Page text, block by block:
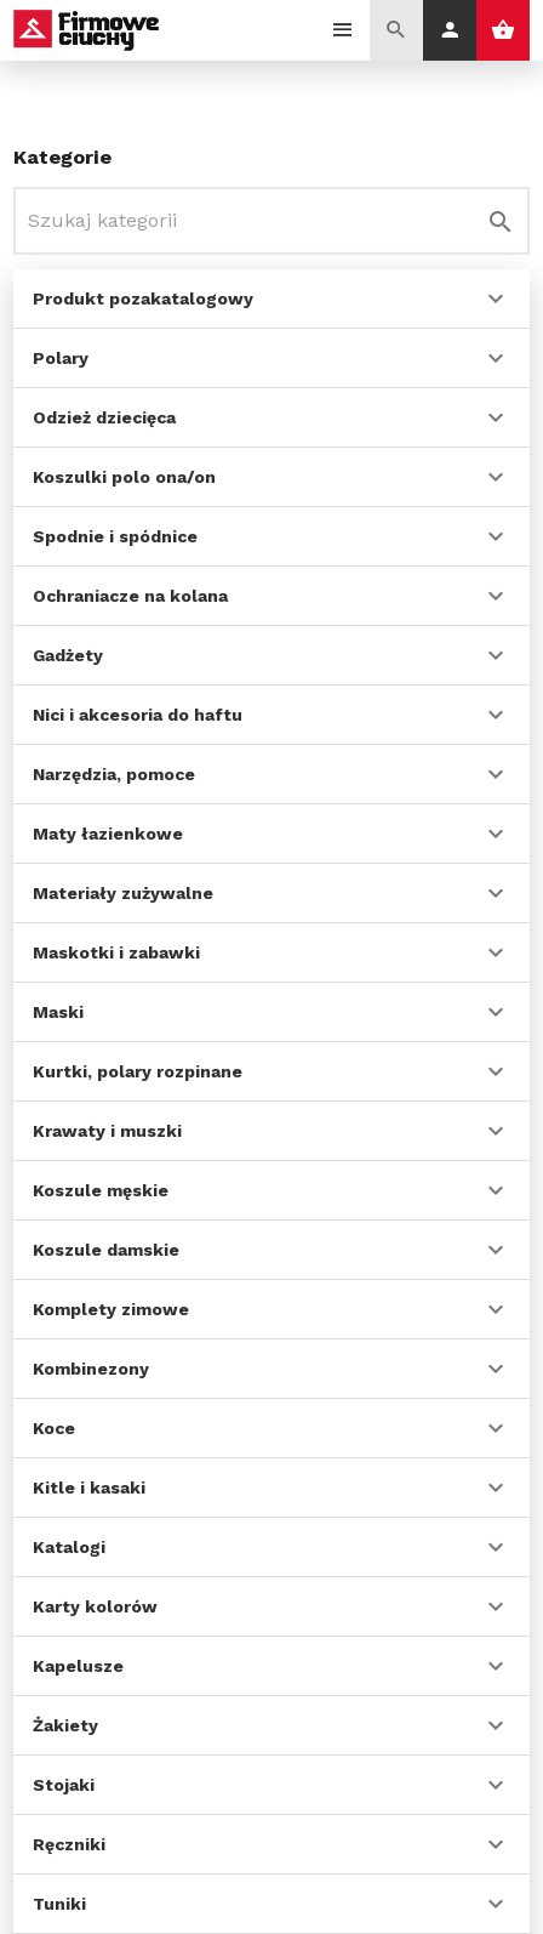
Kategorie
Produkt pozakatalogowy
Polary
Odzież dziecięca
Koszulki polo ona/on
Spodnie i spódnice
Ochraniacze na kolana
Gadżety
Nici i akcesoria do haftu
Narzędzia, pomoce
Maty łazienkowe
Materiały zużywalne
Maskotki i zabawki
Maski
Kurtki, polary rozpinane
Krawaty i muszki
Koszule męskie
Koszule damskie
Komplety zimowe
Kombinezony
Koce
Kitle i kasaki
Katalogi
Karty kolorów
Kapelusze
Żakiety
Stojaki
Ręczniki
Tuniki